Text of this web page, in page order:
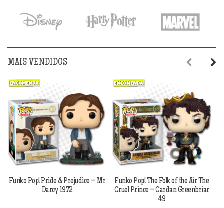
R$699,90.
MAIS VENDIDOS
Funko Pop! Pride & Prejudice – Mr
Darcy 1972
Funko Pop! The Folk of the Air The
Cruel Prince – Cardan Greenbriar
49